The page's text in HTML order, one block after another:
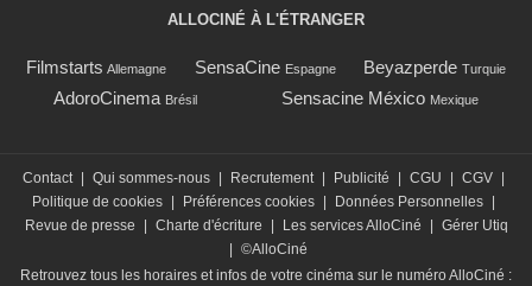
ALLOCINÉ À L'ÉTRANGER
Filmstarts Allemagne SensaCine Espagne Beyazperde Turquie
AdoroCinema Brésil Sensacine México Mexique
Contact Qui sommes-nous Recrutement Publicité CGU CGV
Politique de cookies
Préférences cookies Données Personnelles
Revue de presse
Charte d'écriture Les services AlloCiné
Gérer Utiq
©AlloCiné
Retrouvez tous les horaires et infos de votre cinéma sur le numéro AlloCiné :